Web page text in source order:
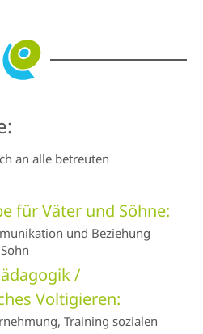
an alle betreuten
für Väter und Söhne:
und Beziehung
/
Voltigieren:
Training sozialen